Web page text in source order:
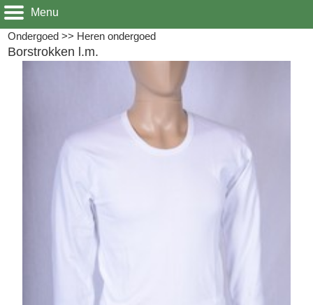
Menu
Ondergoed >> Heren ondergoed
Borstrokken l.m.